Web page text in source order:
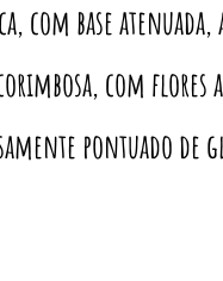
com base
com flores
pontuado de